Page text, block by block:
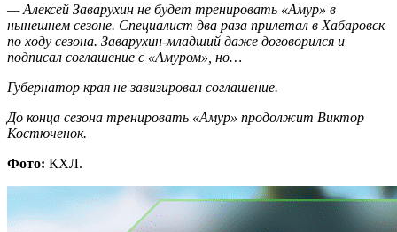
— Алексей Заварухин не будет тренировать «Амур» в
нынешнем сезоне. Специалист два раза прилетал в Хабаровск
по ходу сезона. Заварухин-младший даже договорился и
подписал соглашение с «Амуром», но…
Губернатор края не завизировал соглашение.
До конца сезона тренировать «Амур» продолжит Виктор
Костюченок.
Фото: КХЛ.